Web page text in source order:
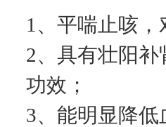
1、平喘止咳
2、具有壮阳
功效；
3、能明显降